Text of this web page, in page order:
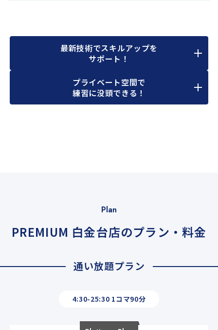
最新技術でスキルアップを
サポート！
プライベート空間で
練習に没頭できる！
Plan
PREMIUM 白金台店のプラン・料金
通い放題プラン
4:30-25:30 1コマ90分